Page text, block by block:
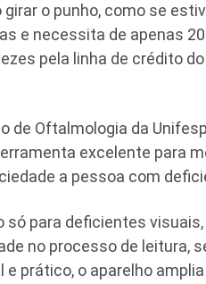
o punho, como se
e necessita de apenas
pela linha de crédito do
de Oftalmologia da
excelente para
a pessoa com
só para deficientes
no processo de leitura,
prático, o aparelho